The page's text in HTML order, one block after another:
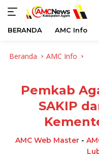
BERANDA AMC Info
Beranda AMC Info
Pemkab
SAKIP
AMC Web Master -